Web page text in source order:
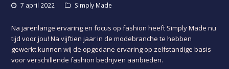
7 april 2022 Simply Made
Na jarenlange ervaring en focus op fashion heeft Simply Made nu
tijd voor jou! Na vijftien jaar in de modebranche te hebben
gewerkt kunnen wij de opgedane ervaring op zelfstandige basis
voor verschillende fashion bedrijven aanbieden.